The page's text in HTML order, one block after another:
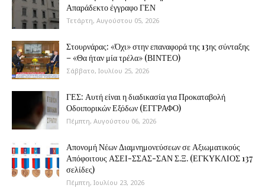
Απαράδεκτο έγγραφο ΓΕΝ
Τετάρτη, Αυγούστου 05, 2026
Στουρνάρας: «Όχι» στην επαναφορά της 13ης σύνταξης
– «Θα ήταν μία τρέλα» (ΒΙΝΤΕΟ)
Σάββατο, Ιουλίου 25, 2026
ΓΕΣ: Αυτή είναι η διαδικασία για Προκαταβολή
Οδοιπορικών Εξόδων (ΕΓΓΡΑΦΟ)
Πέμπτη, Αυγούστου 06, 2026
Απονομή Νέων Διαμνημονεύσεων σε Αξιωματικούς
Απόφοιτους ΑΣΕΙ-ΣΣΑΣ-ΣΑΝ Σ.Ξ. (ΕΓΚΥΚΛΙΟΣ 137
σελίδες)
Πέμπτη, Ιουλίου 23, 2026